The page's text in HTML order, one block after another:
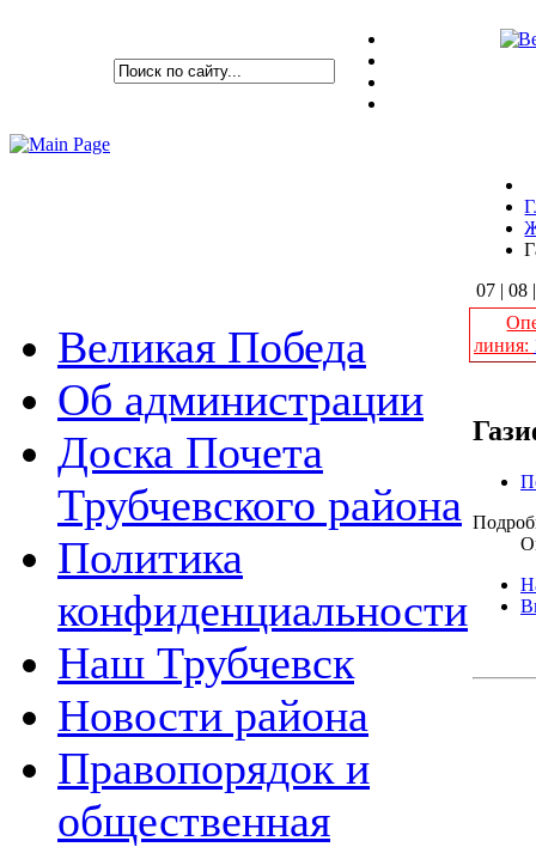
07 | 08
Великая Победа
Об администрации
Доска Почета
Трубчевского района
Политика
конфиденциальности
Наш Трубчевск
Новости района
Правопорядок и
общественная
линия: